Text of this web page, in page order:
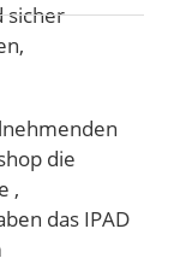
sicher
die
,
das IPAD